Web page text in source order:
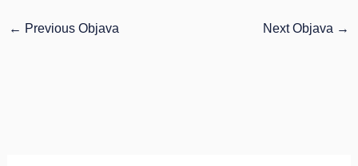
← Previous Objava Next Objava →